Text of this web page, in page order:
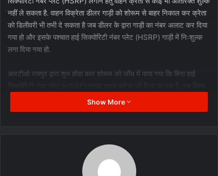
नहीं ले सकता है. वाहन विक्रेता डीलर गाड़ी को शोरूम से बाहर निकाल कर क्रेता
को डिलीवरी भी तभी दे सकता है जब डीलर के द्वारा गाड़ी का नंबर अलाट कर दिया
गया हो और इसके पश्चात हाई सिक्योरिटी नंबर प्लेट (HSRP) गाड़ी में निःशुल्क
लगा दिया गया हो.
आरटीओ रायपुर द्वारा शुभ होंडा कार शोरूम को जाँच में पाया गया कि बिना हाई
में डीलरशिप ने बताया कि मुहूर्त को वजह से गाड़ी बिना हाई सिक्योरिटी नंबर प्लेट
(HSRP) लगाये दे दिया गया. जवाब को अमान्य करते हुए आरटीओ रायपुर ने एक
Show More